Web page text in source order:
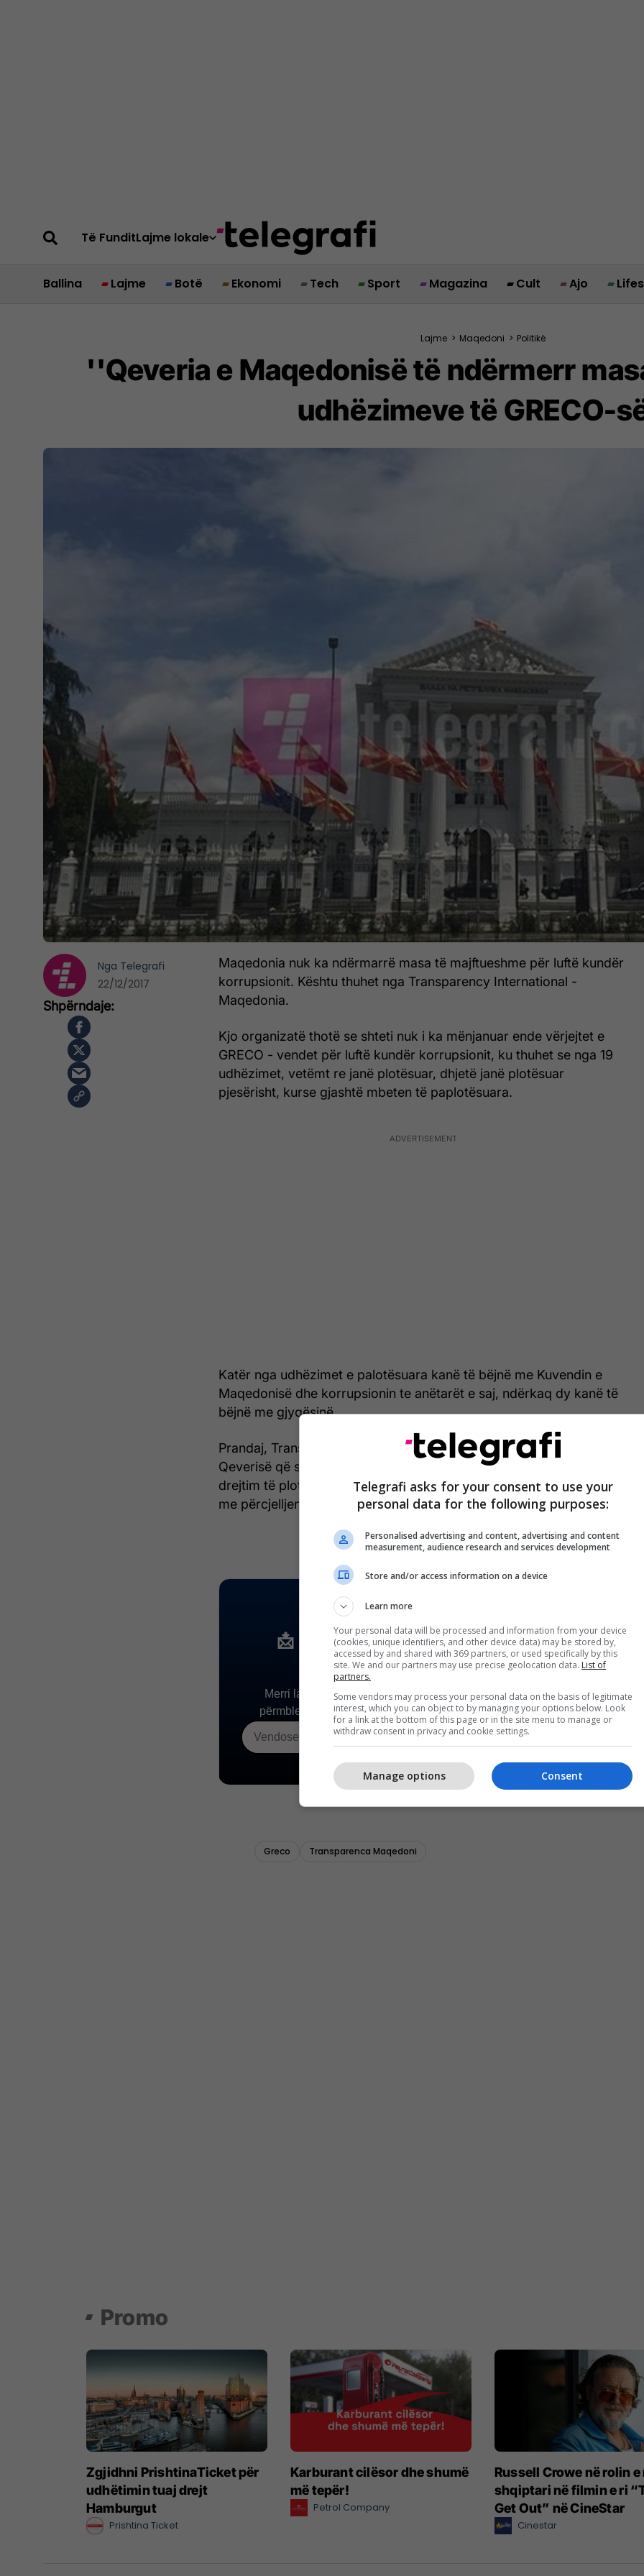
Të FunditLajme lokale
Ballina Lajme Botë Ekonomi Tech Sport Magazina Cult Ajo
Lajme > Maqedoni > Politikë
''Qeveria e Maqedonisë të ndërmerr
udhëzimeve të GRECO-
Maqedonia nuk ka ndërmarrë masa të majftueshme për luftë kundër
korrupsionit. Kështu thuhet nga Transparency International -
Maqedonia.
Kjo organizatë thotë se shteti nuk i ka mënjanuar ende vërjejtet e
GRECO - vendet për luftë kundër korrupsionit, ku thuhet se nga 19
udhëzimet, vetëmt re janë plotësuar, dhjetë janë plotësuar
pjesërisht, kurse gjashtë mbeten të paplotësuara.
Katër nga udhëzimet e palotësuara kanë të bëjnë me Kuvendin e
Maqedonisë dhe korrupsionin te anëtarët e saj, ndërkaq dy kanë të
bëjnë me gjyqësinë.
Prandaj, Transaprency International - Maqedonia i bën thirrje
Qeverisë që seriozisht t'i marrin këto udhëzime dhe të punojnë në
drejtim të plotësimit të tyre, duke formuar një ekip që do të merret
me përcjelljen e aktiviteteve për plotësimin e tyre./Telegrafi/
Nga Telegrafi
22/12/2017
Telegrafi asks for your consent to use your
personal data for the following purposes:
Personalised advertising and content, advertising and content
measurement, audience research and services development
Store and/or access information on a device
Learn more
Your personal data will be processed and information from your device
(cookies, unique identifiers, and other device data) may be stored by,
accessed by and shared with 369 partners, or used specifically by this
site. We and our partners may use precise geolocation data. List of
partners.
Some vendors may process your personal data on the basis of legitimate
interest, which you can object to by managing your options below. Look
for a link at the bottom of this page or in the site menu to manage or
withdraw consent in privacy and cookie settings.
Consent
Manage options